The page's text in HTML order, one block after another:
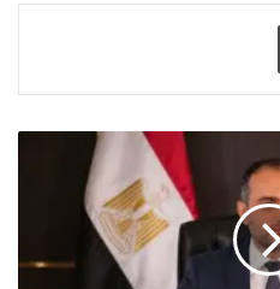
طباعة